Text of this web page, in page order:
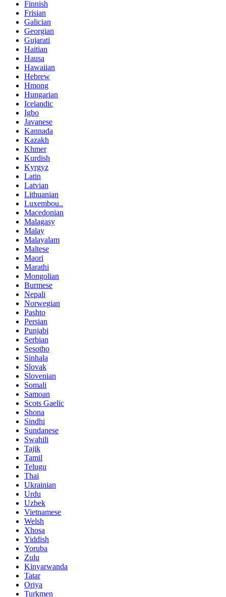
Finnish
Frisian
Galician
Georgian
Gujarati
Haitian
Hausa
Hawaiian
Hebrew
Hmong
Hungarian
Icelandic
Igbo
Javanese
Kannada
Kazakh
Khmer
Kurdish
Kyrgyz
Latin
Latvian
Lithuanian
Luxembou..
Macedonian
Malagasy
Malay
Malayalam
Maltese
Maori
Marathi
Mongolian
Burmese
Nepali
Norwegian
Pashto
Persian
Punjabi
Serbian
Sesotho
Sinhala
Slovak
Slovenian
Somali
Samoan
Scots Gaelic
Shona
Sindhi
Sundanese
Swahili
Tajik
Tamil
Telugu
Thai
Ukrainian
Urdu
Uzbek
Vietnamese
Welsh
Xhosa
Yiddish
Yoruba
Zulu
Kinyarwanda
Tatar
Oriya
Turkmen